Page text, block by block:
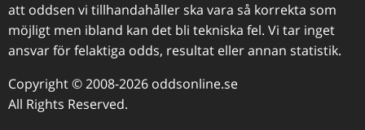
att oddsen vi tillhandahåller ska vara så korrekta som
möjligt men ibland kan det bli tekniska fel. Vi tar inget
ansvar för felaktiga odds, resultat eller annan statistik.
Copyright © 2008-2026 oddsonline.se
All Rights Reserved.